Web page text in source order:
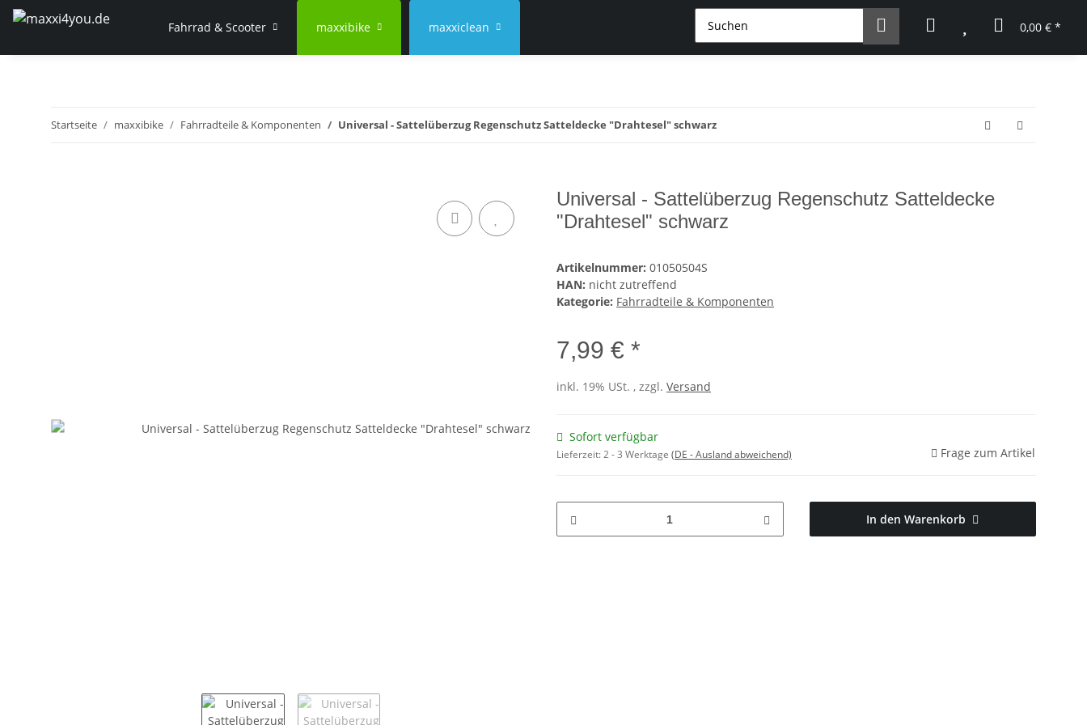
0,00 € *
Fahrrad & Scooter maxxibike maxxiclean
Startseite maxxibike Fahrradteile & Komponenten Universal - Sattelüberzug Regenschutz Satteldecke "Drahtesel" schwarz
Universal - Sattelüberzug Regenschutz Satteldecke
"Drahtesel" schwarz
Artikelnummer: 01050504S
HAN: nicht zutreffend
Kategorie: Fahrradteile & Komponenten
7,99 € *
inkl. 19% USt. , zzgl. Versand
Sofort verfügbar
Lieferzeit:2 - 3 Werktage (DE - Ausland abweichend) Frage zum Artikel
In den Warenkorb